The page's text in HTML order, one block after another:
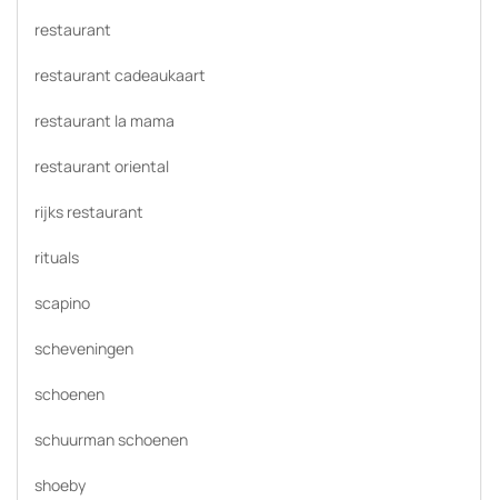
restaurant
restaurant cadeaukaart
restaurant la mama
restaurant oriental
rijks restaurant
rituals
scapino
scheveningen
schoenen
schuurman schoenen
shoeby